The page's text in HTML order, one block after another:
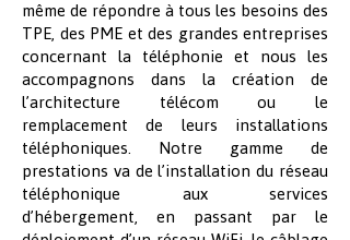
même de répondre à tous les besoins des
TPE, des PME et des grandes entreprises
concernant la téléphonie et nous les
accompagnons dans la création de
l’architecture télécom ou le
remplacement de leurs installations
téléphoniques. Notre gamme de
prestations va de l’installation du réseau
téléphonique aux services
d’hébergement, en passant par le